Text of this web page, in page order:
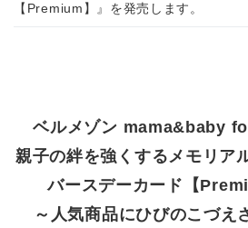
【Premium】』を発売します。
ベルメゾン mama&baby
親子の絆を強くするメモリア
バースデーカード【
～人気商品にひびのこづえ